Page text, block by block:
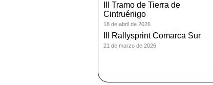
III Tramo de Tierra de
Cintruénigo
18 de abril de 2026
III Rallysprint Comarca Sur
21 de marzo de 2026